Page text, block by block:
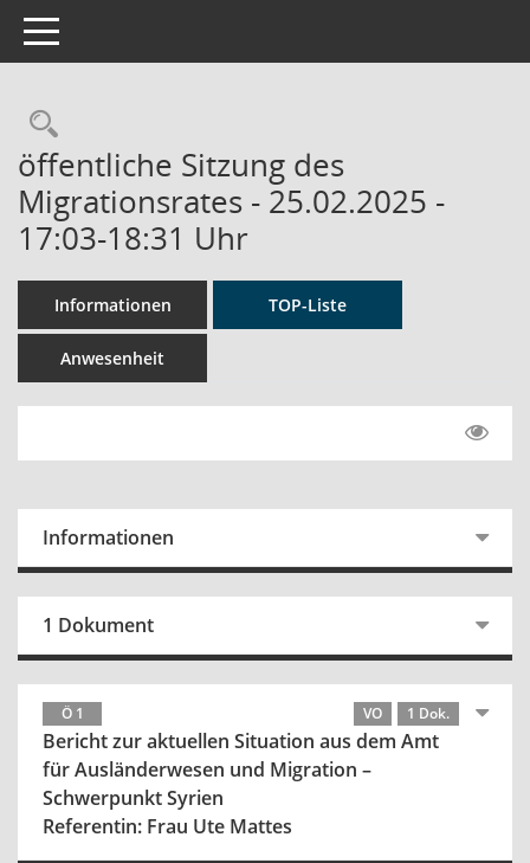
Toggle navigation
Rechercheauswahl
öffentliche Sitzung des
Migrationsrates - 25.02.2025 -
17:03-18:31 Uhr
Informationen TOP-Liste
Anwesenheit
Informationen
1 Dokument
Ö 1 VO 1 Dok.
Bericht zur aktuellen Situation aus dem Amt
für Ausländerwesen und Migration –
Schwerpunkt Syrien
Referentin: Frau Ute Mattes